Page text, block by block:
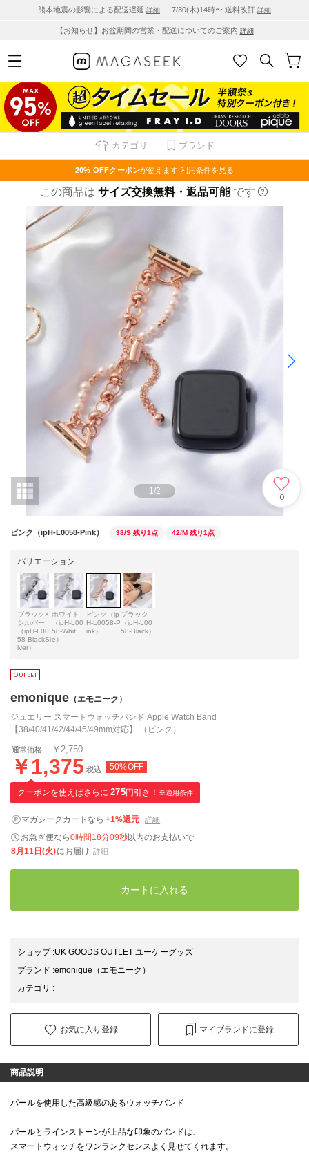
熊本地震の影響による配送遅延 詳細 ｜ 7/30(木)14時〜 送料改訂 詳細
【お知らせ】お盆期間の営業・配送についてのご案内 詳細
カテゴリ ブランド
20% OFFクーポンが使えます 利用条件を見る
この商品は サイズ交換無料・返品可能 です
1 /2
0
ピンク（ipH-L0058-Pink） 38/S 残り1点 42/M 残り1点
バリエーション
ブラック×
シルバー
（ipH-L00
58-BlackSi
lver）
ホワイト
（ipH-L00
58-Whit
e）
ピンク（ip
H-L0058-P
ink）
ブラック
（ipH-L00
58-Black）
emonique （エモニーク）
ジュエリー スマートウォッチバンド Apple Watch Band
【38/40/41/42/44/45/49mm対応】 （ピンク）
通常価格： ￥2,750
￥1,375 税込 50%OFF
クーポンを使えばさらに 275円引き！ ※適用条件
マガシークカードなら +1%還元 詳細
お急ぎ便なら0時間18分08秒以内のお支払いで
8月11日(火)にお届け 詳細
カートに入れる
ショップ:UK GOODS OUTLET ユーケーグッズ
ブランド :emonique （エモニーク）
カテゴリ :
お気に入り登録 マイブランドに登録
商品説明
パールを使用した高級感のあるウォッチバンド
パールとラインストーンが上品な印象のバンドは、
スマートウォッチをワンランクセンスよく見せてくれます。